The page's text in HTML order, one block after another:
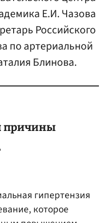
Е.И. Чазова
Российского
по артериальной
Блинова.
причины
гипертензия
которое